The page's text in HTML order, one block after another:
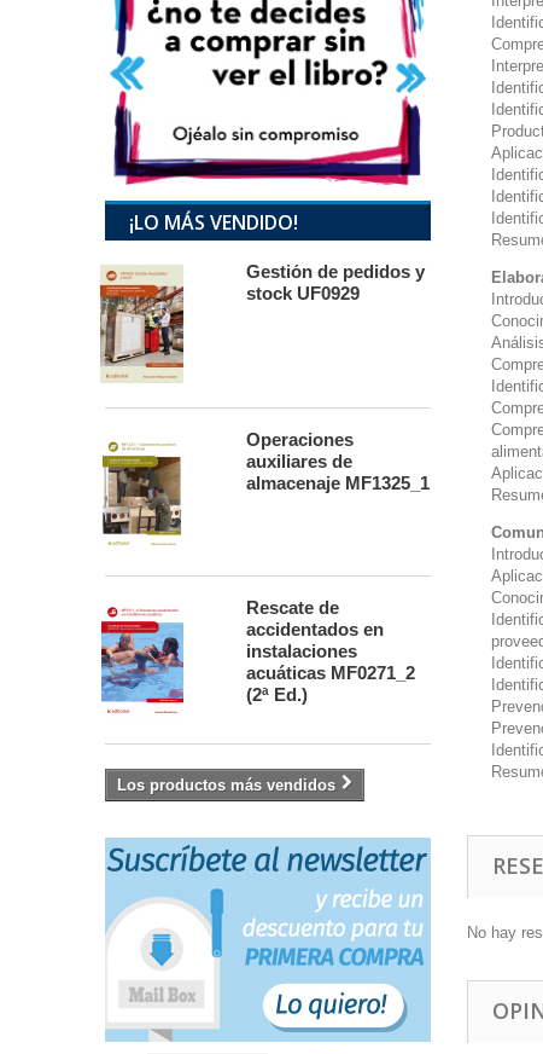
¡LO MÁS VENDIDO!
Gestión de pedidos y
stock UF0929
Operaciones
auxiliares de
almacenaje MF1325_1
Rescate de
accidentados en
instalaciones
acuáticas MF0271_2
(2ª Ed.)
Los productos más vendidos
No hay